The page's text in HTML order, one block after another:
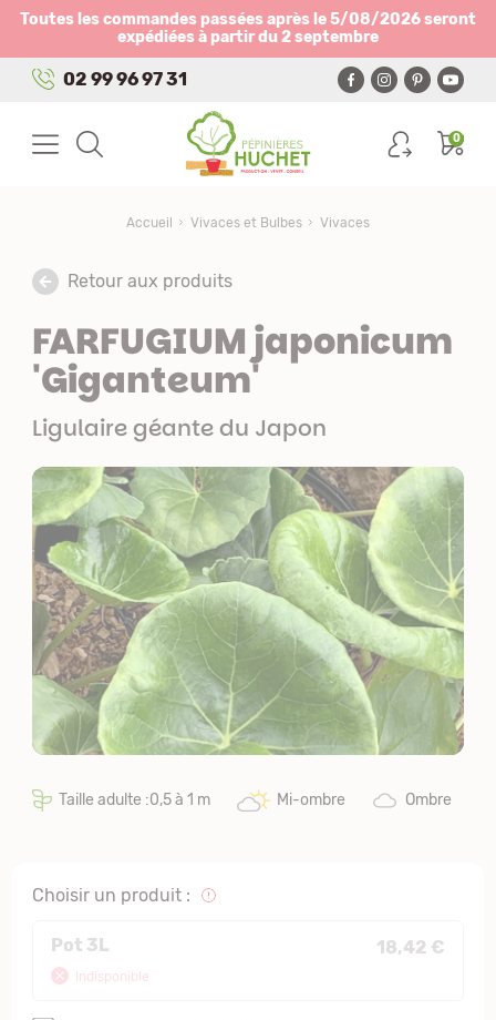
Toutes les commandes passées après le 5/08/2026 seront
expédiées à partir du 2 septembre
02 99 96 97 31
0
Accueil Vivaces et Bulbes Vivaces
Retour aux produits
FARFUGIUM japonicum
'Giganteum'
Ligulaire géante du Japon
Taille adulte :0,5 à 1 m Mi-ombre Ombre
Choisir un produit :
Pot 3L 18,42 €
Indisponible
Panneau de gestion des cookies